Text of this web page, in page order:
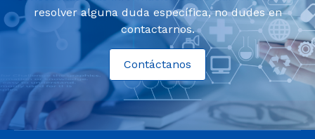
resolver alguna duda específica, no dudes en
contactarnos.
Contáctanos